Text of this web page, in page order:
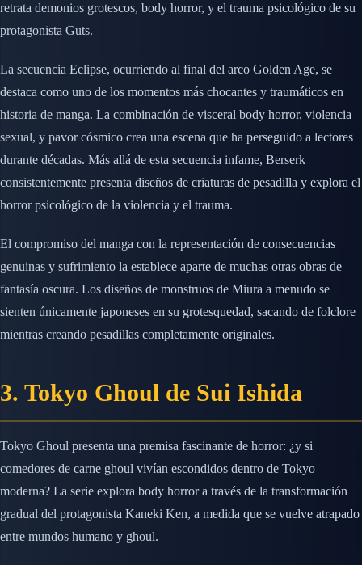
retrata demonios grotescos, body horror, y el trauma psicológico de su
protagonista Guts.
La secuencia Eclipse, ocurriendo al final del arco Golden Age, se
destaca como uno de los momentos más chocantes y traumáticos en
historia de manga. La combinación de visceral body horror, violencia
sexual, y pavor cósmico crea una escena que ha perseguido a lectores
durante décadas. Más allá de esta secuencia infame, Berserk
consistentemente presenta diseños de criaturas de pesadilla y explora el
horror psicológico de la violencia y el trauma.
El compromiso del manga con la representación de consecuencias
genuinas y sufrimiento la establece aparte de muchas otras obras de
fantasía oscura. Los diseños de monstruos de Miura a menudo se
sienten únicamente japoneses en su grotesquedad, sacando de folclore
mientras creando pesadillas completamente originales.
3. Tokyo Ghoul de Sui Ishida
Tokyo Ghoul presenta una premisa fascinante de horror: ¿y si
comedores de carne ghoul vivían escondidos dentro de Tokyo
moderna? La serie explora body horror a través de la transformación
gradual del protagonista Kaneki Ken, a medida que se vuelve atrapado
entre mundos humano y ghoul.